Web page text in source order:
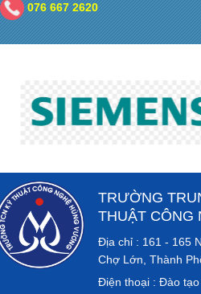
076 667 2620
TRƯỜNG
THUẬT CÔNG
Địa chỉ : 161 - 165
Chợ Lớn,
Điện thoại : Đào